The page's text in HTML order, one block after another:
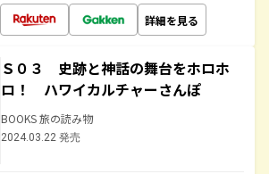
詳細を見る
Ｓ０３ 史跡と神話の舞台をホロホ
ロ！ ハワイカルチャーさんぽ
BOOKS 旅の読み物
2024.03.22 発売